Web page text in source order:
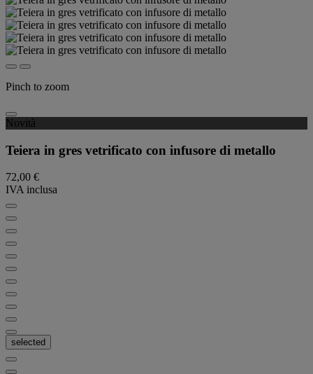
Pinch to zoom
Novità
Teiera in gres vetrificato con infusore di metallo
72,00 €
IVA inclusa
selected